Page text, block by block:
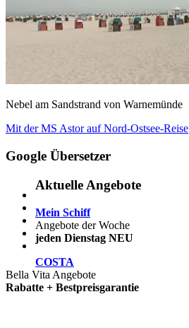
Nebel am Sandstrand von Warnemünde
Beitragsnavigation
Vorheriger
Mit der MS Astor auf Nord-Ostsee-Reise
Google Übersetzer
Aktuelle Angebote
Mein Schiff
Angebote der Woche
jeden Dienstag NEU
COSTA
Bella Vita Angebote
Rabatte + Bestpreisgarantie